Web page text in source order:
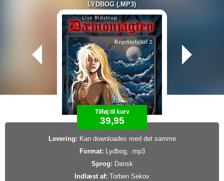
LYDBOG (.MP3)
Tilføj til kurv
39,95
Levering: Kan downloades med det samme
Format: Lydbog, .mp3
Sprog: Dansk
Indlæst af: Torben Sekov